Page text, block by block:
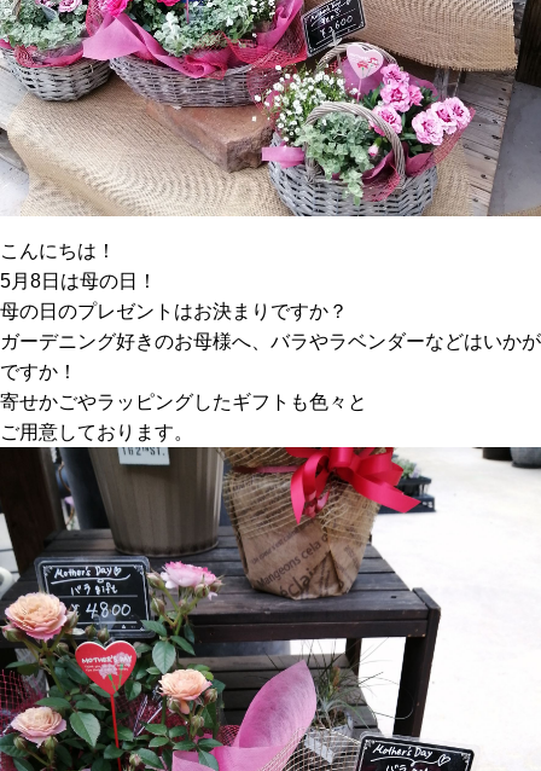
こんにちは！
5月8日は母の日！
母の日のプレゼントはお決まりですか？
ガーデニング好きのお母様へ、バラやラベンダーなどはいかが
ですか！
寄せかごやラッピングしたギフトも色々と
ご用意しております。